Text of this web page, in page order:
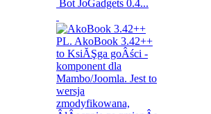
Bot JoGadgets 0.4...